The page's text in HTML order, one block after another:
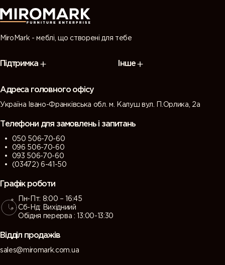
MiroMark - меблі, що створені для тебе
Підтримка Інше
Адреса головного офісу
Україна Івано-Франківська обл. м. Калуш вул. П.Орлика, 2а
Телефони для замовлень і запитань
050 506-70-60
096 506-70-60
093 506-70-60
(03472) 6-41-50
Графік роботи
Пн-Пт: 8:00 – 16:45
Сб-Нд: Вихідниий
Обідня перерва : 13:00-13:30
Відділ продажів
sales@miromark.com.ua